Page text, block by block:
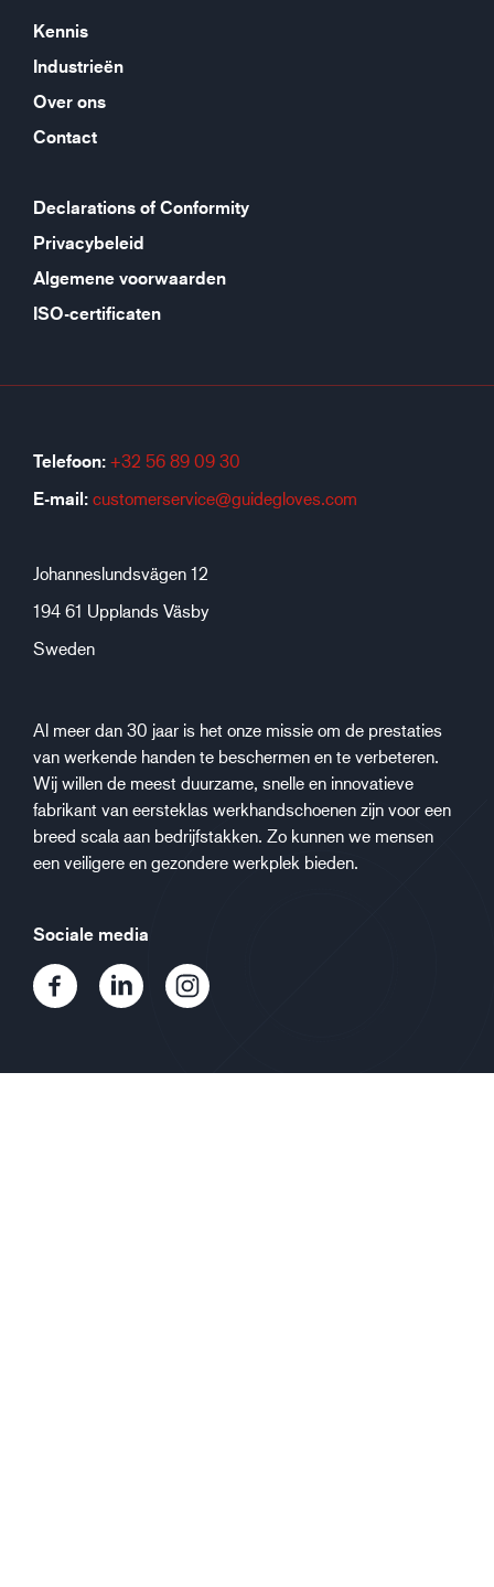
Kennis
Industrieën
Over ons
Contact
Declarations of Conformity
Privacybeleid
Algemene voorwaarden
ISO-certificaten
Telefoon: +32 56 89 09 30
E-mail: customerservice@guidegloves.com
Johanneslundsvägen 12
194 61 Upplands Väsby
Sweden
Al meer dan 30 jaar is het onze missie om de prestaties
van werkende handen te beschermen en te verbeteren.
Wij willen de meest duurzame, snelle en innovatieve
fabrikant van eersteklas werkhandschoenen zijn voor een
breed scala aan bedrijfstakken. Zo kunnen we mensen
een veiligere en gezondere werkplek bieden.
Sociale media